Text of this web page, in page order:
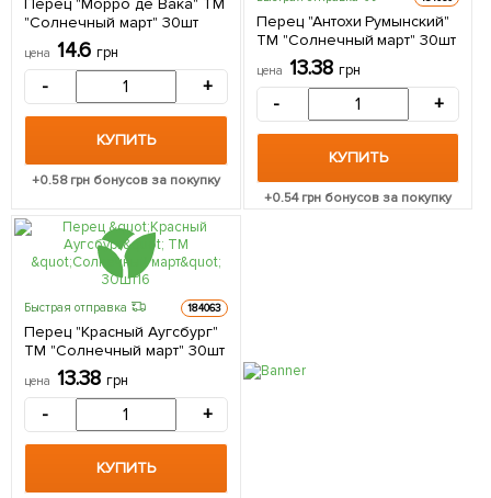
Перец "Морро де Вака" ТМ
"Солнечный март" 30шт
цена 14.6 грн
- +
КУПИТЬ
+0.58грн бонусов за покупку
Перец "Антохи Румынский"
ТМ "Солнечный март" 30шт
цена 13.38 грн
- +
КУПИТЬ
+0.54грн бонусов за покупку
Быстрая отправка 184063
Перец "Красный Аугсбург"
ТМ "Солнечный март" 30шт
цена 13.38 грн
- +
КУПИТЬ